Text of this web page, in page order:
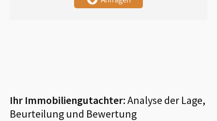
Ihr Immobiliengutachter:Analyse der Lage,
Beurteilung und Bewertung